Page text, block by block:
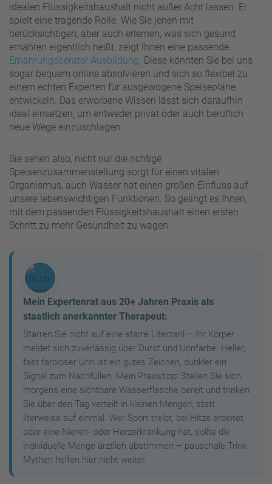
idealen Flüssigkeitshaushalt nicht außer Acht lassen. Er
spielt eine tragende Rolle. Wie Sie jenen mit
berücksichtigen, aber auch erlernen, was sich gesund
ernähren eigentlich heißt, zeigt Ihnen eine passende
Ernährungsberater Ausbildung . Diese könnten Sie bei uns
sogar bequem online absolvieren und sich so flexibel zu
einem echten Experten für ausgewogene Speisepläne
entwickeln. Das erworbene Wissen lässt sich daraufhin
ideal einsetzen, um entweder privat oder auch beruflich
neue Wege einzuschlagen.
Sie sehen also, nicht nur die richtige
Speisenzusammenstellung sorgt für einen vitalen
Organismus, auch Wasser hat einen großen Einfluss auf
unsere lebenswichtigen Funktionen. So gelingt es Ihnen,
mit dem passenden Flüssigkeitshaushalt einen ersten
Schritt zu mehr Gesundheit zu wagen.
Mein Expertenrat aus 20+ Jahren Praxis als
staatlich anerkannter Therapeut:
Starren Sie nicht auf eine starre Literzahl – Ihr Körper
meldet sich zuverlässig über Durst und Urinfarbe. Heller,
fast farbloser Urin ist ein gutes Zeichen, dunkler ein
Signal zum Nachfüllen. Mein Praxistipp: Stellen Sie sich
morgens eine sichtbare Wasserflasche bereit und trinken
Sie über den Tag verteilt in kleinen Mengen, statt
literweise auf einmal. Wer Sport treibt, bei Hitze arbeitet
oder eine Nieren- oder Herzerkrankung hat, sollte die
individuelle Menge ärztlich abstimmen – pauschale Trink-
Mythen helfen hier nicht weiter.